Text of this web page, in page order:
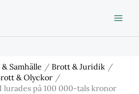
Samhälle
Brott & Juridik
& Olyckor
lurades på 100 000-tals kronor